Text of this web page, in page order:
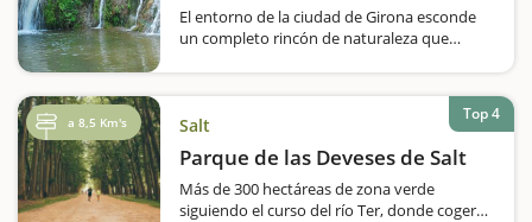
El entorno de la ciudad de Girona esconde
un completo rincón de naturaleza que
tanto, para los más pequeños, que
disfrutarán…
a 8,5 Km's Salt
Parque de las Deveses de Salt
Más de 300 hectáreas de zona verde
siguiendo el curso del río Ter, donde cogeréis
Top 4